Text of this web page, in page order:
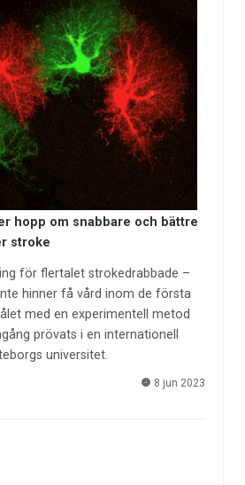
hopp om snabbare och bättre
stroke
för flertalet strokedrabbade –
hinner få vård inom de första
med en experimentell metod
prövats i en internationell
universitet.
8 jun 2023